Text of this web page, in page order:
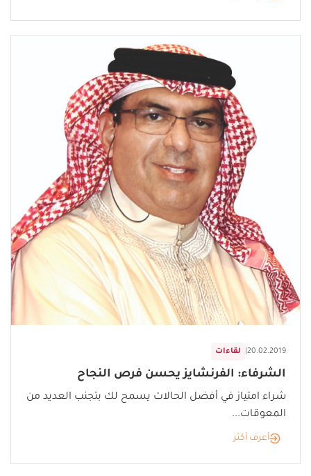
لقاءات 20.02.2019
الشرفاء: الفرنشايز يحسن فرص النجاح
شراء امتياز في أفضل الحالات يسمح لك بتجنب العديد من
المعوقات...
أعرف أكثر